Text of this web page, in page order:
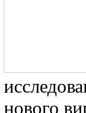
нового